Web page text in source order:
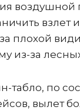
воздушной
взлет
плохой
из-за
табло, по
вылет